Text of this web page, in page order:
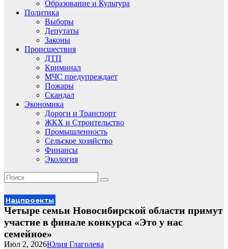
Образование и Культура
Политика
Выборы
Депутаты
Законы
Происшествия
ДТП
Криминал
МЧС предупреждает
Пожары
Скандал
Экономика
Дороги и Транспорт
ЖКХ и Строительство
Промышленность
Сельское хозяйство
Финансы
Экология
Нацпроекты
Четыре семьи Новосибирской области примут
участие в финале конкурса «Это у нас
семейное»
Юлия Глаголева
Июл 2, 2026